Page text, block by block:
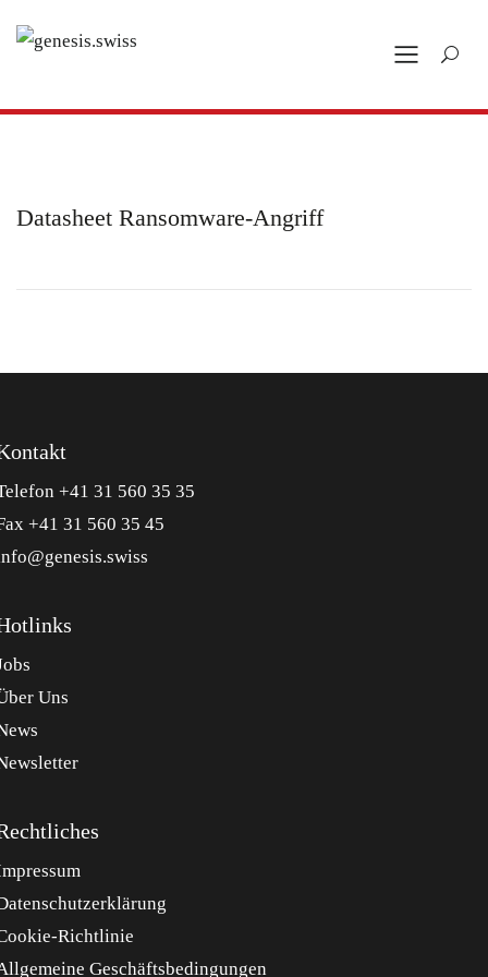
Datasheet Ransomware-Angriff
+41 31 560 35 35
+41 31 560 35 45
Uns
Richtlinie
Geschäftsbedingungen